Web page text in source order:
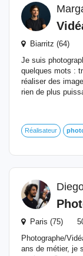
Biarritz (64)
Je suis
quelques mots :
réaliser des
rien de plus
Réalisateur
Paris (75)
Photographe/
ans de métier, je